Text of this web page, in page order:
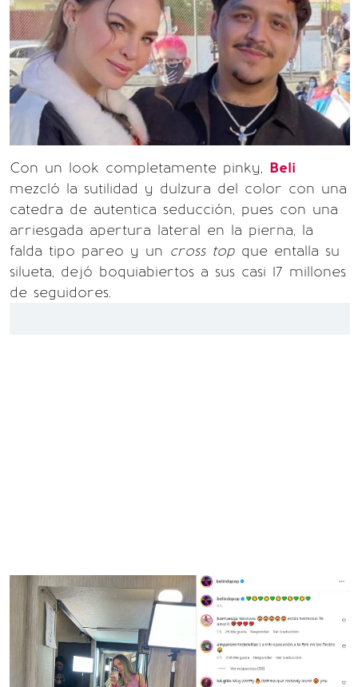
Con un look completamente pinky, Beli
mezcló la sutilidad y dulzura del color con una
catedra de autentica seducción, pues con una
arriesgada apertura lateral en la pierna, la
falda tipo pareo y un cross top que entalla su
silueta, dejó boquiabiertos a sus casi 17 millones
de seguidores.